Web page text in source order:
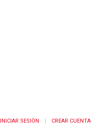
INICIAR SESIÓN CREAR CUENTA